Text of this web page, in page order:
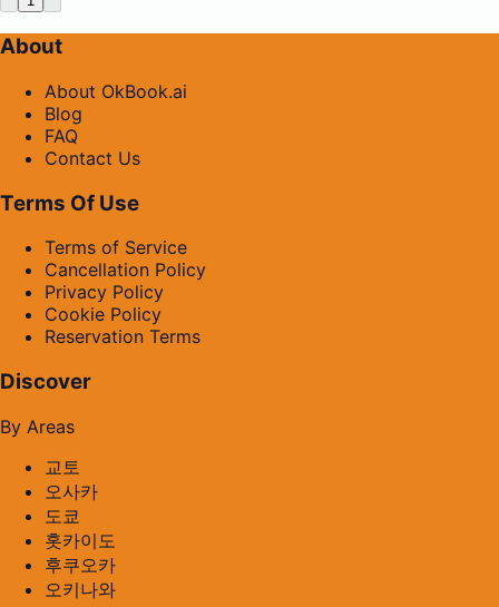
About
About OkBook.ai
Blog
FAQ
Contact Us
Terms Of Use
Terms of Service
Cancellation Policy
Privacy Policy
Cookie Policy
Reservation Terms
Discover
By Areas
교토
오사카
도쿄
홋카이도
후쿠오카
오키나와